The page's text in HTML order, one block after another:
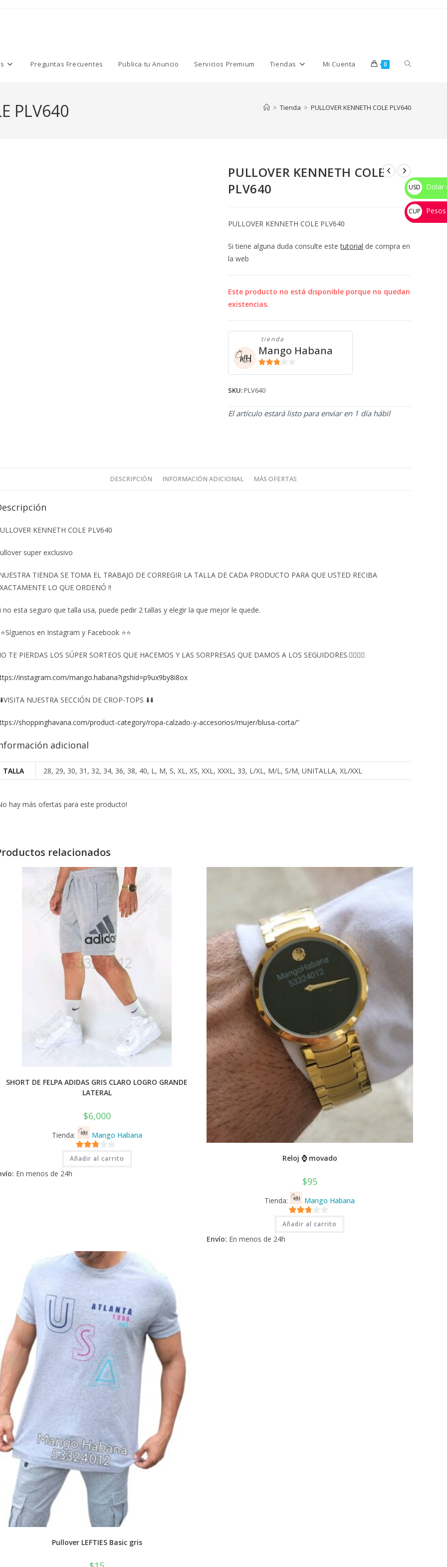
Preguntas Frecuentes Publica tu Anuncio Servicios Premium Tiendas Mi Cuenta 0 Alternar
la
web
PLV640 > Tienda > PULLOVER KENNETH COLE PLV640
PULLOVER KENNETH COLE
PLV640
PULLOVER KENNETH COLE PLV640
Si tiene alguna duda consulte estetutorial de compra en
la web
Este producto no está disponible porque no quedan
existencias.
tienda
Mango Habana
SKU:PLV640
El artículo estará listo para enviar en 1 día hábil
DESCRIPCIÓN INFORMACIÓN ADICIONAL MÁS OFERTAS
KENNETH COLE PLV640
super exclusivo
TIENDA SE TOMA EL TRABAJO DE CORREGIR LA TALLA DE CADA PRODUCTO PARA QUE USTED RECIBA
LO QUE ORDENÓ ‼️
no esta seguro que talla usa, puede pedir 2 tallas y elegir la que mejor le quede.
en Instagram y Facebook ⭐⭐
TE PIERDAS LOS SÚPER SORTEOS QUE HACEMOS Y LAS SORPRESAS QUE DAMOS A LOS SEGUIDORES.👇🏻👇🏻
instagram.com/mango.habana?igshid=p9ux9by8i8ox
NUESTRA SECCIÓN DE CROP-TOPS ⬇️⬇️
shoppinghavana.com/product-category/ropa-calzado-y-accesorios/mujer/blusa-corta/”
adicional
TALLA 28, 29, 30, 31, 32, 34, 36, 38, 40, L, M, S, XL, XS, XXL, XXXL, 33, L/XL, M/L, S/M, UNITALLA, XL/XXL
hay más ofertas para este producto!
relacionados
SHORT DE FELPA ADIDAS GRIS CLARO LOGRO GRANDE
LATERAL
$6,000
Tienda: Mango Habana
2.71
de 5
Añadir al carrito
En menos de 24h
Reloj ⌚ movado
$95
Tienda: Mango Habana
2.71
de 5
Añadir al carrito
Envío: En menos de 24h
Pullover LEFTIES Basic gris
USD
$
Dolar
CUP
💰
Pesos